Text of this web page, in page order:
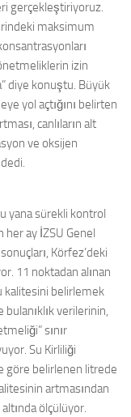
gerçekleştiriyoruz.
maksimum
izin
diye konuştu. Büyük
yol açtığını belirten
canlıların alt
ve oksijen
yana sürekli kontrol
ay İZSU Genel
Körfez’deki
11 noktadan alınan
kalitesini belirlemek
bulanıklık verilerinin,
sınır
Su Kirliliği
göre belirlenen litrede
artmasından
ölçülüyor.